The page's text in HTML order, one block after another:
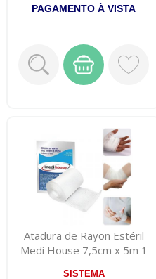
PAGAMENTO À VISTA
Atadura de Rayon Estéril
Medi House 7,5cm x 5m 1
SISTEMA